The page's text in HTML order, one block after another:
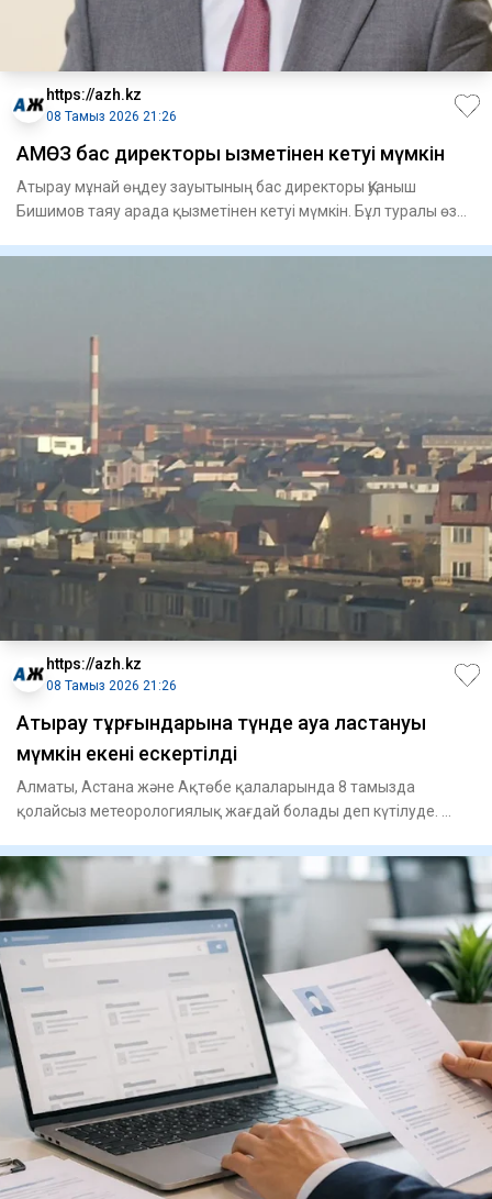
https://azh.kz
08 Тамыз 2026 21:26
АМӨЗ бас директоры қызметінен кетуі мүмкін
Атырау мұнай өңдеу зауытының бас директоры Қуаныш
Бишимов таяу арада қызметінен кетуі мүмкін. Бұл туралы өз
https://azh.kz
08 Тамыз 2026 21:26
Атырау тұрғындарына түнде ауа ластануы
мүмкін екені ескертілді
Алматы, Астана және Ақтөбе қалаларында 8 тамызда
қолайсыз метеорологиялық жағдай болады деп күтілуде.